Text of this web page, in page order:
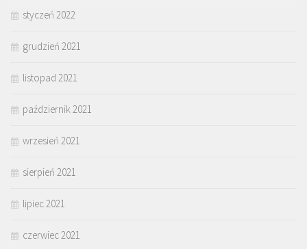
styczeń 2022
grudzień 2021
listopad 2021
październik 2021
wrzesień 2021
sierpień 2021
lipiec 2021
czerwiec 2021